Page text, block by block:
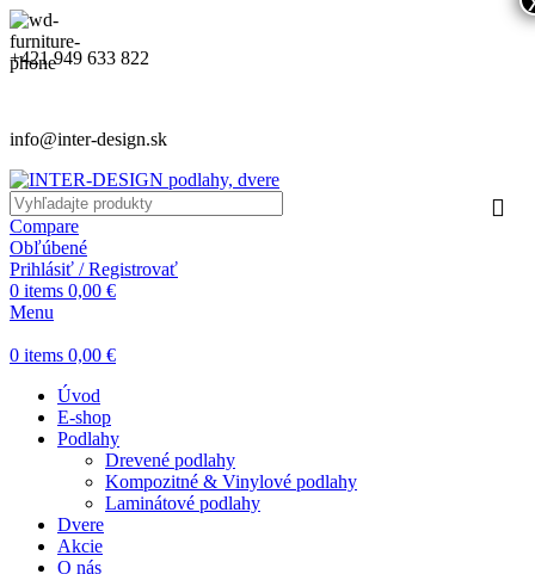
+421 949 633 822
info@inter-design.sk
Compare
Obľúbené
Prihlásiť / Registrovať
0 items 0,00 €
Menu
0 items 0,00 €
Úvod
E-shop
Podlahy
Drevené podlahy
Kompozitné & Vinylové podlahy
Laminátové podlahy
Dvere
Akcie
O nás